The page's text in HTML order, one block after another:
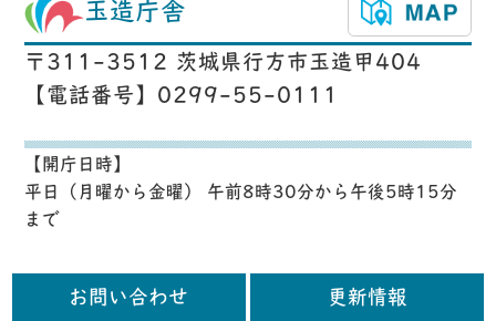
玉造庁舎
〒311-3512 茨城県行方市玉造甲404
【電話番号】0299-55-0111
【開庁日時】
平日（月曜から金曜） 午前8時30分から午後5時15分
まで
お問い合わせ 更新情報